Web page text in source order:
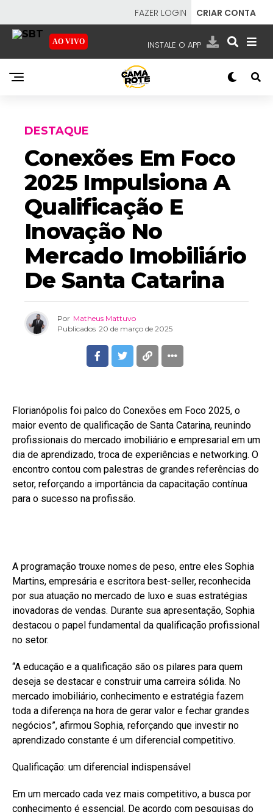
FAZER LOGIN CRIAR CONTA
AO VIVO INSTALE O APP
EMISSORAS
SBT- SISTEMA BRASILEIRO DE TELEVISÃO
DESTAQUE
Conexões Em Foco
2025 Impulsiona A
Qualificação E
Inovação No
Mercado Imobiliário
De Santa Catarina
Por Matheus Mattuvo
Publicados 20 de março de 2025
Florianópolis foi palco do Conexões em Foco 2025, o
maior evento de qualificação de Santa Catarina, reunindo
profissionais do mercado imobiliário e empresarial em um
dia de aprendizado, troca de experiências e networking. O
encontro contou com palestras de grandes referências do
setor, reforçando a importância da capacitação contínua
para o sucesso na profissão.
A programação trouxe nomes de peso, entre eles Sophia
Martins, empresária e escritora best-seller, reconhecida
por sua atuação no mercado de luxo e suas estratégias
inovadoras de vendas. Durante sua apresentação, Sophia
destacou o papel fundamental da qualificação profissional
no setor.
“A educação e a qualificação são os pilares para quem
deseja se destacar e construir uma carreira sólida. No
mercado imobiliário, conhecimento e estratégia fazem
toda a diferença na hora de gerar valor e fechar grandes
negócios”, afirmou Sophia, reforçando que investir no
aprendizado constante é um diferencial competitivo.
Qualificação: um diferencial indispensável
Em um mercado cada vez mais competitivo, a busca por
conhecimento é essencial. De acordo com pesquisas do